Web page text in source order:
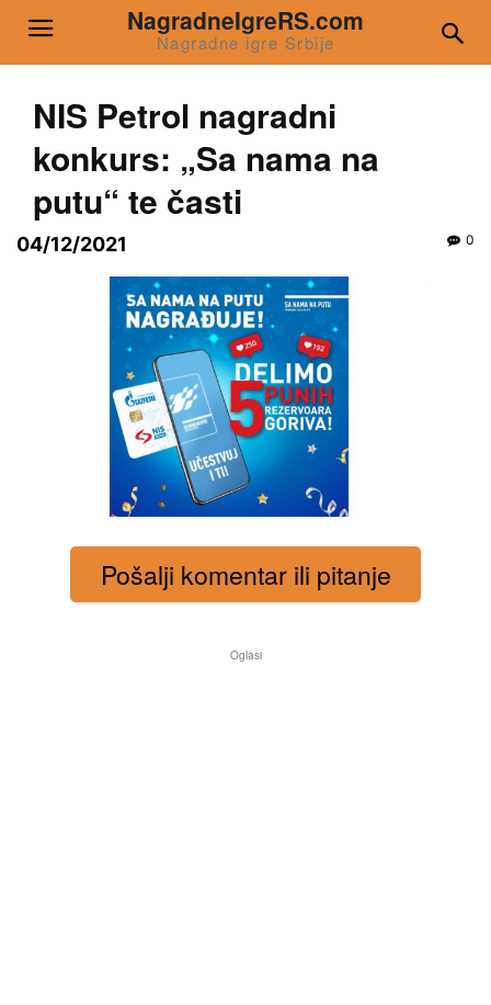
NagradneIgreRS.com
Nagradne igre Srbije
NIS Petrol nagradni
konkurs: „Sa nama na
putu“ te časti
04/12/2021 0
Pošalji komentar ili pitanje
Oglasi